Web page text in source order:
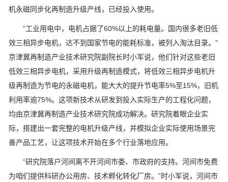
机永磁同步化再制造升级产线，已经投入使用。
“工业用电中，电机占据了60%以上的耗电量。国内很多老旧低
效三相异步电机，达不到国家节电的能耗标准，被列入淘汰目录。”
京津冀再制造产业技术研究院副院长时小军说，他们针对这些老旧
低效三相异步电机，采用升级再制造模式，将低效三相异步电机升
级再制造为节电的永磁电机，能大大的提升节电率5%至15%，旧机
利用率逾75%。这项新技术从研发到投入实际生产的工程化问题，
均由京津冀再制造产业技术研究院成功解决。研究院着眼企业实
际，搭建出一套完整的电机升级产线，并模拟企业实际使用场景完
善产品工艺，让这项技术开始在多个行业落地应用。
“研究院落户河间离不开河间市委、市政府的支持。河间市免费
为咱们提供科研办公用房、技术孵化转化厂房。”时小军说，河间市